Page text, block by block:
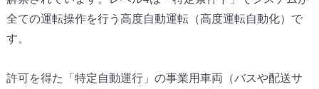
全ての運転操作を行う高度自動運転（高度運転自動化）で
す。
許可を得た「特定自動運行」の事業用車両（バスや配送サ